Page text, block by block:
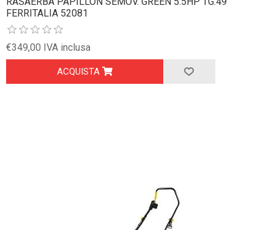
FERRITALIA 52081
€349,00 IVA inclusa
ACQUISTA